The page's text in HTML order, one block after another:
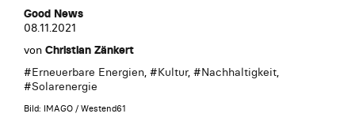
Good News
08.11.2021
von Christian Zänkert
#Erneuerbare Energien, #Kultur, #Nachhaltigkeit,
#Solarenergie
Bild: IMAGO / Westend61